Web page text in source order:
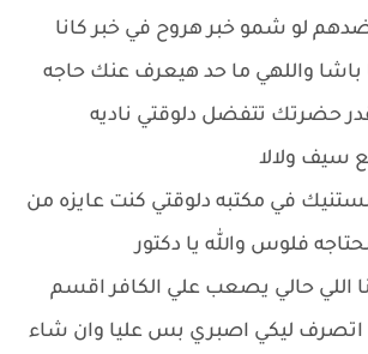
ضدهم لو شمو خبر هروح في خبر كانا
واللهي ما حد هيعرف عنك حاجه
حضرتك تتفضل دلوقتي ناديه
سيف ولالا
مستنيك في مكتبه دلوقتي كنت عايزه من
فلوس والله يا دكتور
اللي حالي يصعب علي الكافر اقسم
اتصرف ليكي اصبري بس عليا وان شاء